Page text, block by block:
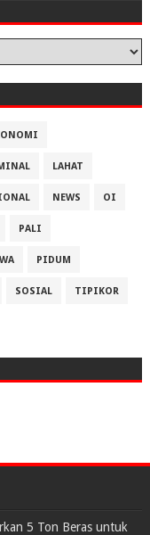
LAHAT
NEWS OI
PALI
PIDUM
SOSIAL TIPIKOR
5 Ton Beras untuk